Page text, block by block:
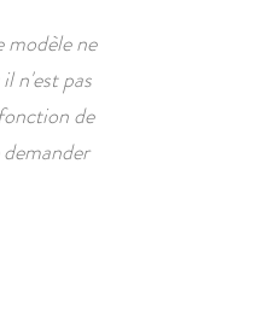
modèle ne
n'est pas
de